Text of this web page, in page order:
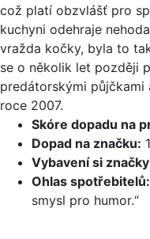
což platí obzvlášť pro
kuchyni odehraje
vražda kočky, byla to
se o několik let později
predátorskými
roce 2007.
Skóre dopadu na
Dopad na značku: 1
Vybavení si
Ohlas spotřebitelů:
smysl pro humor.“